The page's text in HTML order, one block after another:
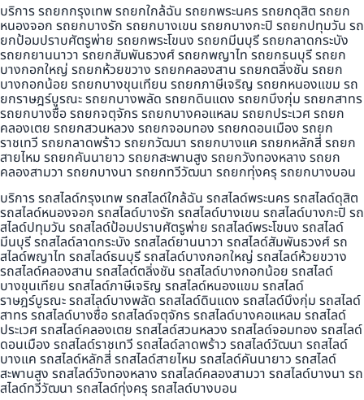
บริการ รถยกกรุงเทพ รถยกใกล้ฉัน รถยกพระนคร รถยกดุสิต รถยก
หนองจอก รถยกบางรัก รถยกบางเขน รถยกบางกะปิ รถยกปทุมวัน รถ
ยกป้อมปราบศัตรูพ่าย รถยกพระโขนง รถยกมีนบุรี รถยกลาดกระบัง
รถยกยานนาวา รถยกสัมพันธวงศ์ รถยกพญาไท รถยกธนบุรี รถยก
บางกอกใหญ่ รถยกห้วยขวาง รถยกคลองสาน รถยกตลิ่งชัน รถยก
บางกอกน้อย รถยกบางขุนเทียน รถยกภาษีเจริญ รถยกหนองแขม รถ
ยกราษฎร์บูรณะ รถยกบางพลัด รถยกดินแดง รถยกบึงกุ่ม รถยกสาทร
รถยกบางซื่อ รถยกจตุจักร รถยกบางคอแหลม รถยกประเวศ รถยก
คลองเตย รถยกสวนหลวง รถยกจอมทอง รถยกดอนเมือง รถยก
ราชเทวี รถยกลาดพร้าว รถยกวัฒนา รถยกบางแค รถยกหลักสี่ รถยก
สายไหม รถยกคันนายาว รถยกสะพานสูง รถยกวังทองหลาง รถยก
คลองสามวา รถยกบางนา รถยกทวีวัฒนา รถยกทุ่งครุ รถยกบางบอน
บริการ รถสไลด์กรุงเทพ รถสไลด์ใกล้ฉัน รถสไลด์พระนคร รถสไลด์ดุสิต
รถสไลด์หนองจอก รถสไลด์บางรัก รถสไลด์บางเขน รถสไลด์บางกะปิ รถ
สไลด์ปทุมวัน รถสไลด์ป้อมปราบศัตรูพ่าย รถสไลด์พระโขนง รถสไลด์
มีนบุรี รถสไลด์ลาดกระบัง รถสไลด์ยานนาวา รถสไลด์สัมพันธวงศ์ รถ
สไลด์พญาไท รถสไลด์ธนบุรี รถสไลด์บางกอกใหญ่ รถสไลด์ห้วยขวาง
รถสไลด์คลองสาน รถสไลด์ตลิ่งชัน รถสไลด์บางกอกน้อย รถสไลด์
บางขุนเทียน รถสไลด์ภาษีเจริญ รถสไลด์หนองแขม รถสไลด์
ราษฎร์บูรณะ รถสไลด์บางพลัด รถสไลด์ดินแดง รถสไลด์บึงกุ่ม รถสไลด์
สาทร รถสไลด์บางซื่อ รถสไลด์จตุจักร รถสไลด์บางคอแหลม รถสไลด์
ประเวศ รถสไลด์คลองเตย รถสไลด์สวนหลวง รถสไลด์จอมทอง รถสไลด์
ดอนเมือง รถสไลด์ราชเทวี รถสไลด์ลาดพร้าว รถสไลด์วัฒนา รถสไลด์
บางแค รถสไลด์หลักสี่ รถสไลด์สายไหม รถสไลด์คันนายาว รถสไลด์
สะพานสูง รถสไลด์วังทองหลาง รถสไลด์คลองสามวา รถสไลด์บางนา รถ
สไลด์ทวีวัฒนา รถสไลด์ทุ่งครุ รถสไลด์บางบอน